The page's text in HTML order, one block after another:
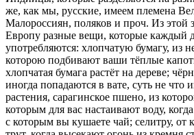
же, как мы, русские, имеем племена
Малороссиян, поляков и проч. Из этой
Европу разные вещи, которые каждый
употребляются: хлопчатую бумагу, из
которою подбивают ваши тёплые
хлопчатая бумага растёт на дереве;
иногда попадаются в вате, суть не что
растения, сарагинское пшено, из
которым для вас настаивают воду,
с которым вы кушаете чай; селитру, от